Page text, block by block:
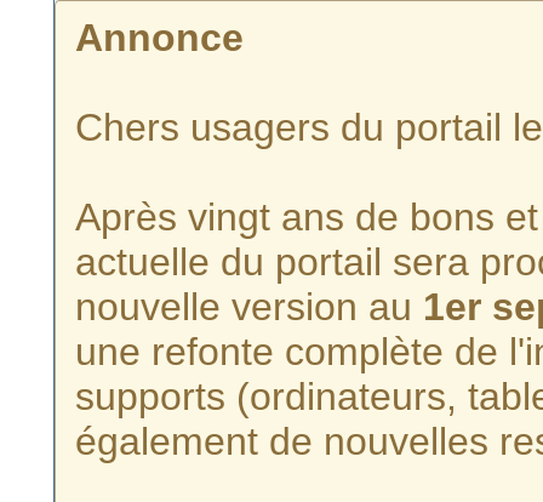
Annonce
Chers usagers du portail
Après vingt ans de bons
actuelle du portail sera
nouvelle version au 1er
une refonte complète de
supports (ordinateurs,
également de nouvelles